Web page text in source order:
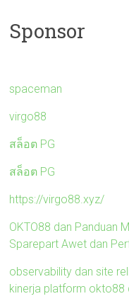
Sponsor
spaceman
virgo88
สล็อต PG
สล็อต PG
https://virgo88.xyz/
OKTO88 dan Panduan
Sparepart Awet dan
observability dan site
kinerja platform okto88